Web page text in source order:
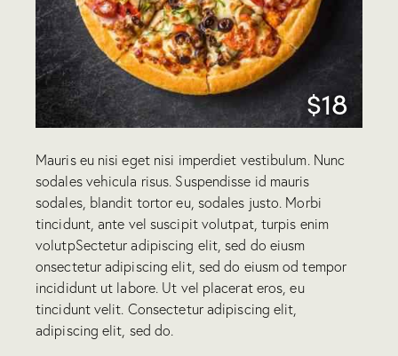
$18
Mauris eu nisi eget nisi imperdiet vestibulum. Nunc
sodales vehicula risus. Suspendisse id mauris
sodales, blandit tortor eu, sodales justo. Morbi
tincidunt, ante vel suscipit volutpat, turpis enim
volutpSectetur adipiscing elit, sed do eiusm
onsectetur adipiscing elit, sed do eiusm od tempor
incididunt ut labore. Ut vel placerat eros, eu
tincidunt velit. Consectetur adipiscing elit,
adipiscing elit, sed do.